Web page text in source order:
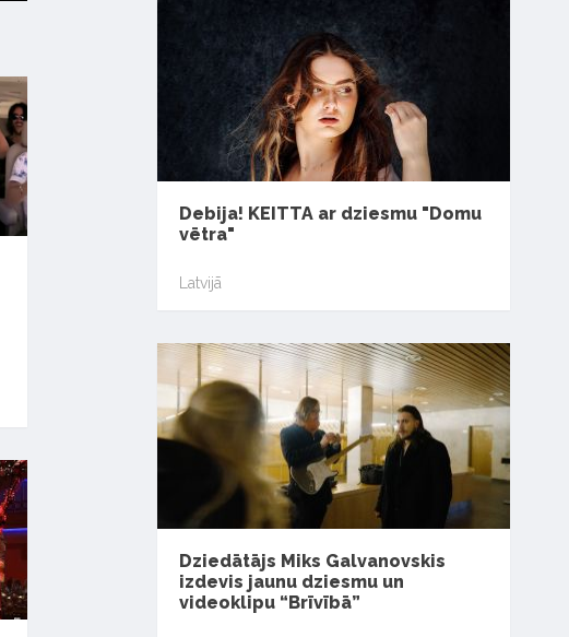
Debija! KEITTA ar dziesmu "Domu
vētra"
Latvijā
Dziedātājs Miks Galvanovskis
izdevis jaunu dziesmu un
videoklipu “Brīvībā”